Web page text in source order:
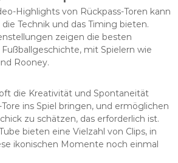
Highlights von Rückpass-Toren kann
Technik und das Timing bieten.
zeigen die besten
Fußballgeschichte, mit Spielern wie
Rooney.
die Kreativität und Spontaneität
ins Spiel bringen, und ermöglichen
zu schätzen, das erforderlich ist.
bieten eine Vielzahl von Clips, in
ikonischen Momente noch einmal